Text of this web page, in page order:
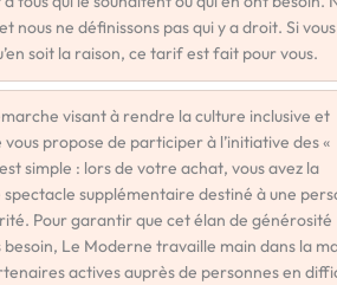
nous ne définissons pas qui y a droit. Si vous
soit la raison, ce tarif est fait pour vous.
visant à rendre la culture inclusive et
propose de participer à l’initiative des «
simple : lors de votre achat, vous avez la
supplémentaire destiné à une
Pour garantir que cet élan de générosité
Le Moderne travaille main dans la
actives auprès de personnes en